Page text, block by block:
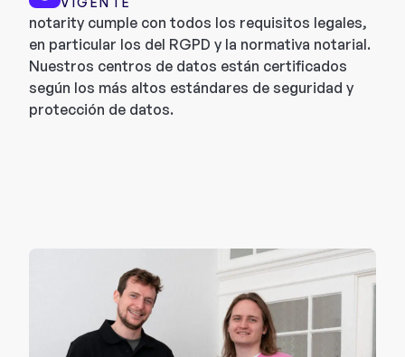
notarity cumple con todos los requisitos legales,
en particular los del RGPD y la normativa notarial.
Nuestros centros de datos están certificados
según los más altos estándares de seguridad y
protección de datos.